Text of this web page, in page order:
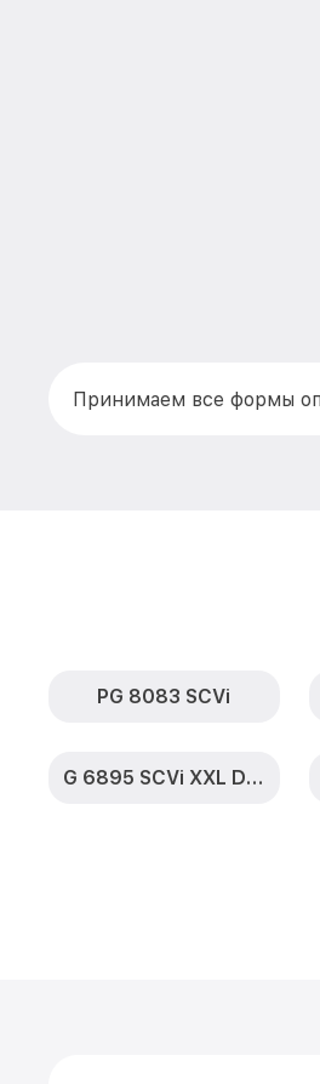
Принимаем все формы
PG 8083 SCVi
G 6895 SCVi XXL D ED230 2,0 k2o